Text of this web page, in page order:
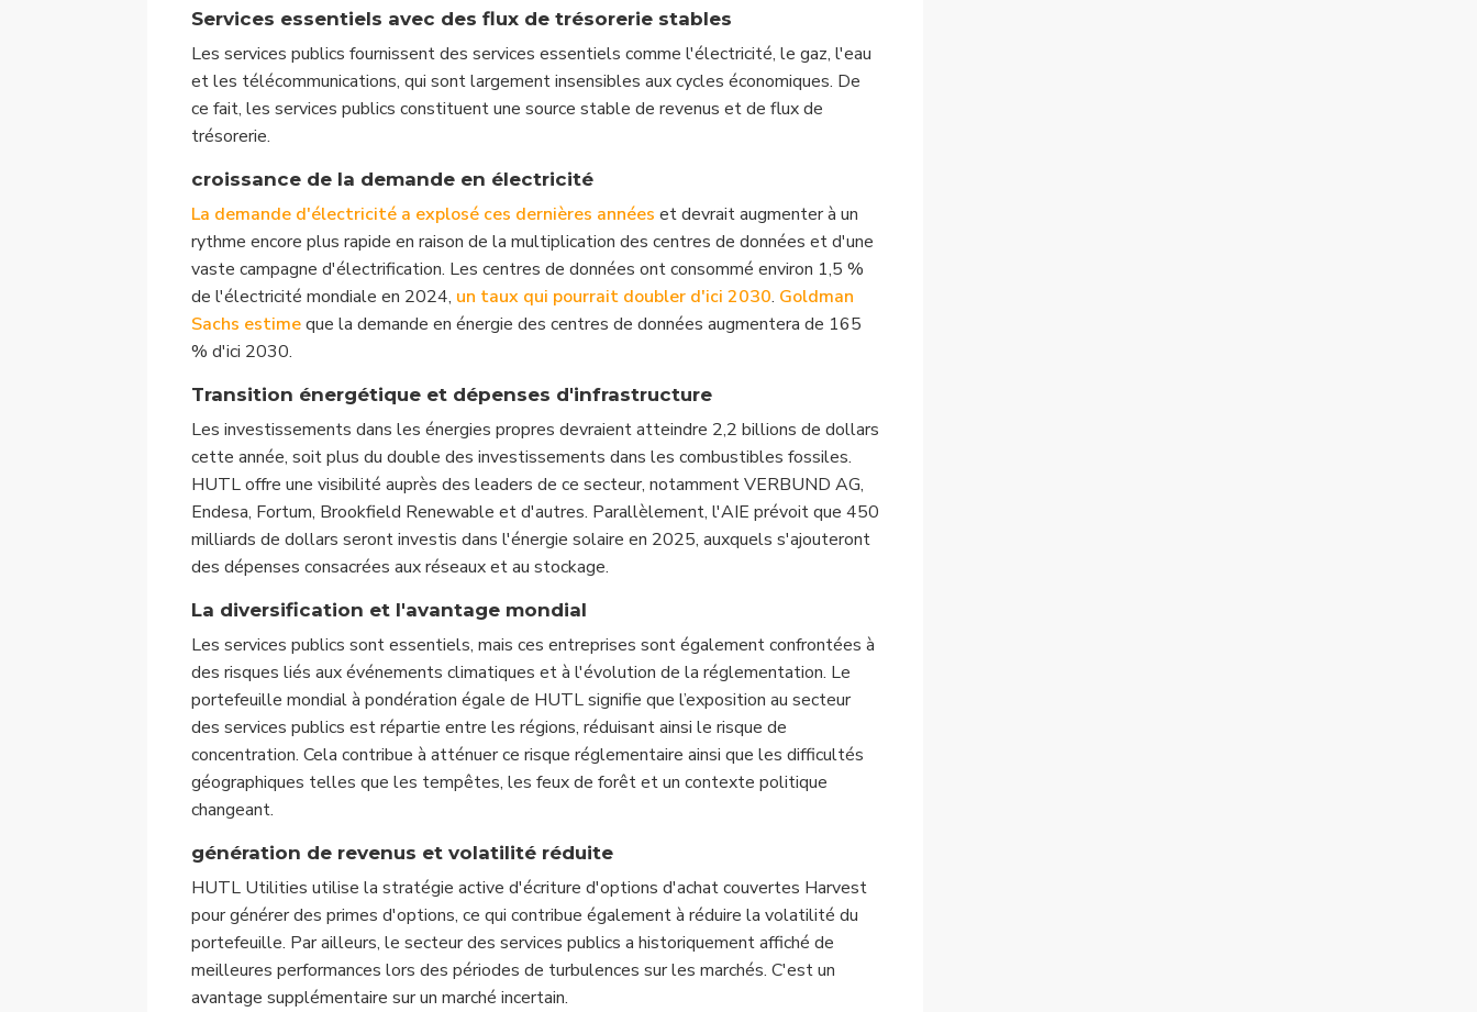
Services essentiels avec des flux de trésorerie stables
Les services publics fournissent des services essentiels comme l'électricité, le gaz, l'eau
et les télécommunications, qui sont largement insensibles aux cycles économiques. De
ce fait, les services publics constituent une source stable de revenus et de flux de
trésorerie.
croissance de la demande en électricité
La demande d'électricité a explosé ces dernières années et devrait augmenter à un
rythme encore plus rapide en raison de la multiplication des centres de données et d'une
vaste campagne d'électrification. Les centres de données ont consommé environ 1,5 %
de l'électricité mondiale en 2024, un taux qui pourrait doubler d'ici 2030. Goldman
Sachs estimeque la demande en énergie des centres de données augmentera de 165
% d'ici 2030.
Transition énergétique et dépenses d'infrastructure
Les investissements dans les énergies propres devraient atteindre 2,2 billions de dollars
cette année, soit plus du double des investissements dans les combustibles fossiles.
HUTL offre une visibilité auprès des leaders de ce secteur, notamment VERBUND AG,
Endesa, Fortum, Brookfield Renewable et d'autres. Parallèlement, l'AIE prévoit que 450
milliards de dollars seront investis dans l'énergie solaire en 2025, auxquels s'ajouteront
des dépenses consacrées aux réseaux et au stockage.
La diversification et l'avantage mondial
Les services publics sont essentiels, mais ces entreprises sont également confrontées à
des risques liés aux événements climatiques et à l'évolution de la réglementation. Le
portefeuille mondial à pondération égale de HUTL signifie que l’exposition au secteur
des services publics est répartie entre les régions, réduisant ainsi le risque de
concentration. Cela contribue à atténuer ce risque réglementaire ainsi que les difficultés
géographiques telles que les tempêtes, les feux de forêt et un contexte politique
changeant.
génération de revenus et volatilité réduite
HUTL Utilities utilise la stratégie active d'écriture d'options d'achat couvertes Harvest
pour générer des primes d'options, ce qui contribue également à réduire la volatilité du
portefeuille. Par ailleurs, le secteur des services publics a historiquement affiché de
meilleures performances lors des périodes de turbulences sur les marchés. C'est un
avantage supplémentaire sur un marché incertain.